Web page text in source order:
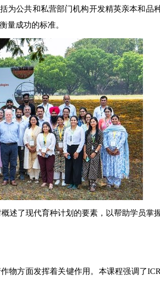
为公共和私营部门机构开发精英亲本和品
量成功的标准。
述了现代育种计划的要素，以帮助学员掌
物方面发挥着关键作用。本课程强调了